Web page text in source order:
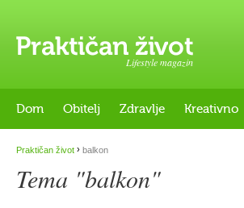
Lifestyle magazin
Dom Obitelj Zdravlje Kreativno
Praktičan život › balkon
Tema "balkon"